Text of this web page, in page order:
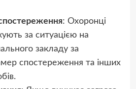
: Охоронці
за ситуацією на
закладу за
спостереження та інших